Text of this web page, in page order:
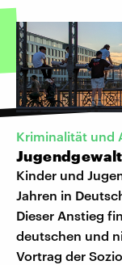
Kriminalität und
Kinder und
Jahren in
Dieser Anstieg
deutschen und
Vortrag der